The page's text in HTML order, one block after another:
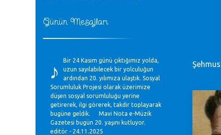
Günün Mesajları
♪
Bir 24 Kasım günü çıktığımız yolda,
uzun sayılabilecek bir yolculuğun
ardından 20. yılımıza ulaştık. Sosyal
Sorumluluk Projesi olarak üzerimize
düşen sosyal sorumluluğu yerine
getirerek, ilgi görerek, takdir toplayarak
bugüne geldik. Mavi Nota e-Müzik
Gazetesi bugün 20. yaşını kutluyor.
editör - 24.11.2025